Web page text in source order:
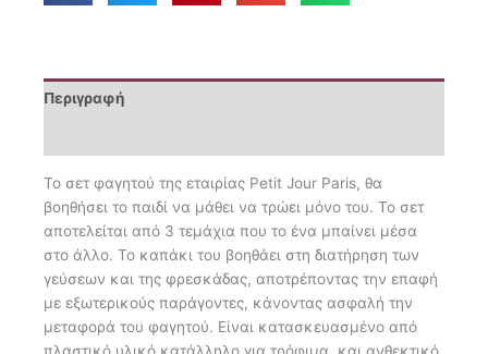
Περιγραφή
Το σετ φαγητού της εταιρίας Petit Jour Paris, θα
βοηθήσει το παιδί να μάθει να τρώει μόνο του. Το σετ
αποτελείται από 3 τεμάχια που το ένα μπαίνει μέσα
στο άλλο. Το καπάκι του βοηθάει στη διατήρηση των
γεύσεων και της φρεσκάδας, αποτρέποντας την επαφή
με εξωτερικούς παράγοντες, κάνοντας ασφαλή την
μεταφορά του φαγητού. Είναι κατασκευασμένο από